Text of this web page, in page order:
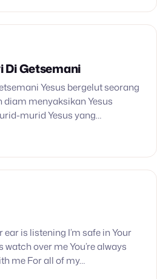
Di Getsemani
Yesus bergelut seorang
diam menyaksikan Yesus
murid Yesus yang
is listening I’m safe in Your
over me You’re always
me For all of my…